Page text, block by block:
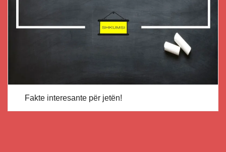
Fakte interesante për jetën!